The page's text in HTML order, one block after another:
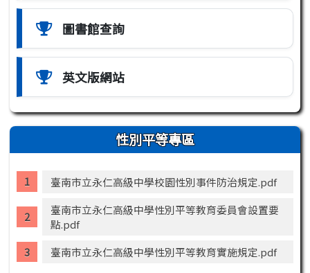
圖書館查詢
英文版網站
性別平等專區
臺南市立永仁高級中學校園性別事件防治規定.pdf
臺南市立永仁高級中學性別平等教育委員會設置要
點.pdf
臺南市立永仁高級中學性別平等教育實施規定.pdf